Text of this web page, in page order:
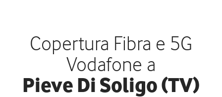
Copertura Fibra e 5G
Vodafone a
Pieve Di Soligo (TV)